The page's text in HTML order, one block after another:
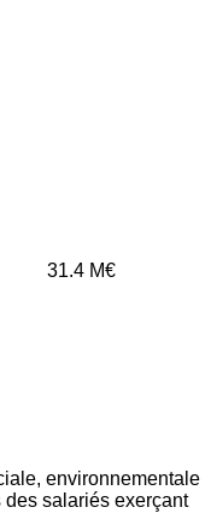
31.4 M€
environnementale
salariés exerçant